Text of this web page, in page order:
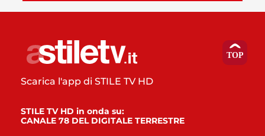
Scarica l'app di STILE TV HD
STILE TV HD in onda su:
CANALE 78 DEL DIGITALE TERRESTRE